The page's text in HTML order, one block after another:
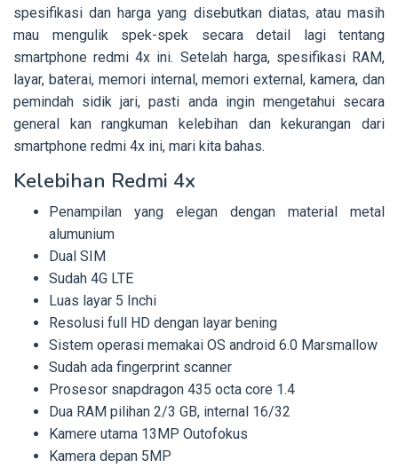
spesifikasi dan harga yang disebutkan diatas, atau masih
mau mengulik spek-spek secara detail lagi tentang
smartphone redmi 4x ini. Setelah harga, spesifikasi RAM,
layar, baterai, memori internal, memori external, kamera, dan
pemindah sidik jari, pasti anda ingin mengetahui secara
general kan rangkuman kelebihan dan kekurangan dari
smartphone redmi 4x ini, mari kita bahas.
Kelebihan Redmi 4x
Penampilan yang elegan dengan material metal
alumunium
Dual SIM
Sudah 4G LTE
Luas layar 5 Inchi
Resolusi full HD dengan layar bening
Sistem operasi memakai OS android 6.0 Marsmallow
Sudah ada fingerprint scanner
Prosesor snapdragon 435 octa core 1.4
Dua RAM pilihan 2/3 GB, internal 16/32
Kamere utama 13MP Outofokus
Kamera depan 5MP